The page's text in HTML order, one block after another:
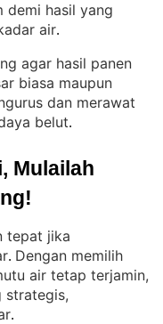
demi hasil yang
air.
agar hasil panen
biasa maupun
dan merawat
belut.
Mulailah
tepat jika
. Dengan memilih
air tetap terjamin,
strategis,
.